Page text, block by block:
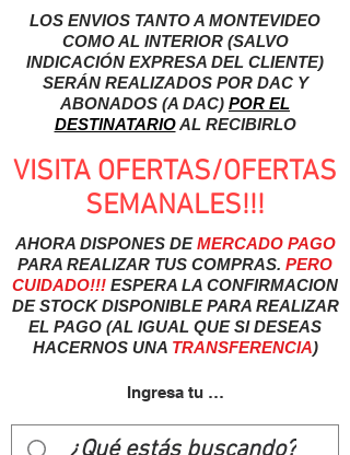
LOS ENVIOS TANTO A MONTEVIDEO
COMO AL INTERIOR (SALVO
INDICACIÓN EXPRESA DEL CLIENTE)
SERÁN REALIZADOS POR DAC Y
ABONADOS (A DAC) POR EL
DESTINATARIOAL RECIBIRLO
VISITA OFERTAS/OFERTAS
SEMANALES!!!
AHORA DISPONES DEMERCADO PAGO
PARA REALIZAR TUS COMPRAS. PERO
CUIDADO!!! ESPERA LA CONFIRMACION
DE STOCK DISPONIBLE PARA REALIZAR
EL PAGO (AL IGUAL QUE SI DESEAS
HACERNOS UNA TRANSFERENCIA)
Ingresa tu usuairo